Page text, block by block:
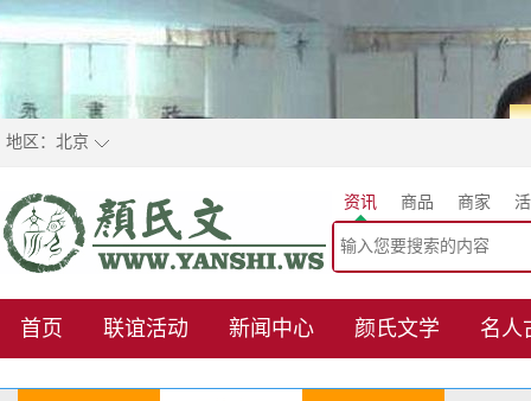
地区： 北京
资讯 商品 商家
首页 联谊活动 新闻中心 颜氏文学 名人